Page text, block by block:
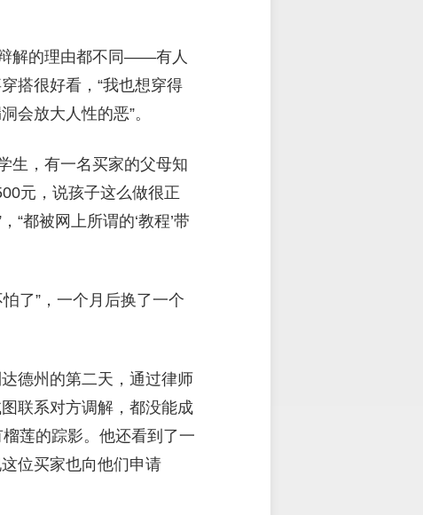
解的理由都不同——有人
搭很好看，“我也想穿得
会放大人性的恶”。
生，有一名买家的父母知
元，说孩子这么做很正
“都被网上所谓的‘教程’带
了”，一个月后换了一个
德州的第二天，通过律师
联系对方调解，都没能成
莲的踪影。他还看到了一
位买家也向他们申请